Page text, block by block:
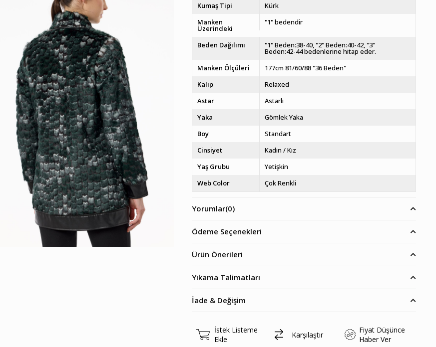
Kumaş Tipi
Kürk
Manken
Üzerindeki
"1" bedendir
Beden Dağılımı "1" Beden:38-40, "2" Beden:40-42, "3"
Beden:42-44 bedenlerine hitap eder.
Manken Ölçüleri
177cm 81/60/88 "36 Beden"
Kalıp
Relaxed
Astar
Astarlı
Yaka
Gömlek Yaka
Boy
Standart
Cinsiyet
Kadın / Kız
Yaş Grubu
Yetişkin
Web Color
Çok Renkli
Yorumlar(0)
Ödeme Seçenekleri
Ürün Önerileri
Yıkama Talimatları
İade & Değişim
İstek Listeme
Ekle
Karşılaştır
Fiyat Düşünce
Haber Ver